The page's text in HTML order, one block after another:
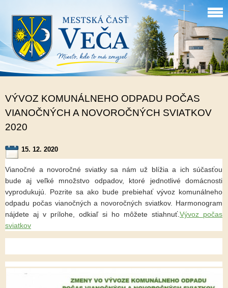
VÝVOZ KOMUNÁLNEHO ODPADU POČAS
VIANOČNÝCH A NOVOROČNÝCH SVIATKOV
2020
15. 12. 2020
Vianočné a novoročné sviatky sa nám už blížia a ich súčasťou
bude aj veľké množstvo odpadov, ktoré jednotlivé domácnosti
vyprodukujú. Pozrite sa ako bude prebiehať vývoz komunálneho
odpadu počas vianočných a novoročných sviatkov. Harmonogram
nájdete aj v prílohe, odkiaľ si ho môžete stiahnuť.Vývoz počas
sviatkov